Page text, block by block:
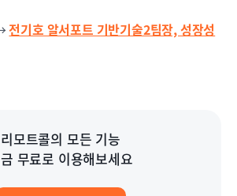
전기호 알서포트 기반기술2팀장, 성장성
리모트콜의 모든 기능
무료로 이용해보세요